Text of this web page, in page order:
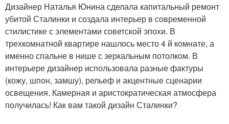
Дизайнер Наталья Юнина сделала капитальный ремонт
убитой Сталинки и создала интерьер в современной
стилистике с элементами советской эпохи. В
трехкомнатной квартире нашлось место 4 й комнате, а
именно спальне в нише с зеркальным потолком. В
интерьере дизайнер использовала разные фактуры
(кожу, шпон, замшу), рельеф и акцентные сценарии
освещения. Камерная и аристократическая атмосфера
получилась! Как вам такой дизайн Сталинки?